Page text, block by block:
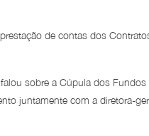
de contas dos
sobre a Cúpula dos Fundos
juntamente com a diretora-